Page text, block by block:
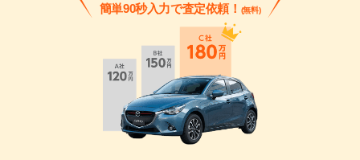
簡単90秒入力で査定依頼！ (無料)